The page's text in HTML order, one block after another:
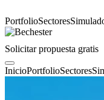
PortfolioSectores
Solicitar propuesta gratis
InicioPortfolioSectores